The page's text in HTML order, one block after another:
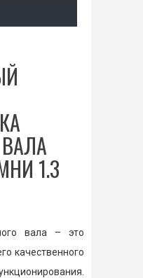
1.3
вала – это
качественного